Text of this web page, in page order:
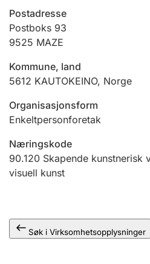
Offentlig sektor
Andre tema
Postadresse
Postboks 93
9525 MAZE
Kommune, land
5612 KAUTOKEINO, Norge
Organisasjonsform
Enkeltpersonforetak
Næringskode
90.120 Skapende kunstnerisk
visuell kunst
Søk i Virksomhetsopplysninger